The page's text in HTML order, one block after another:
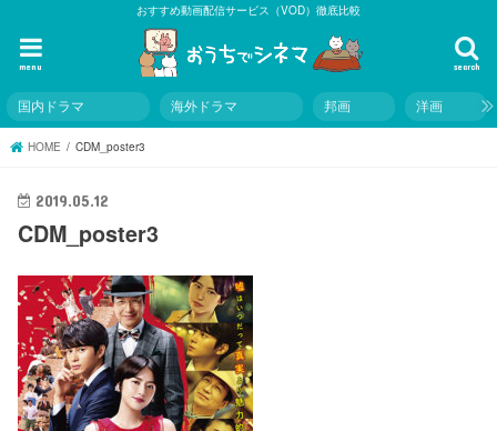
おすすめ動画配信サービス（VOD）徹底比較
search
menu
国内ドラマ 海外ドラマ 邦画 洋画
HOME CDM_poster3
2019.05.12
CDM_poster3